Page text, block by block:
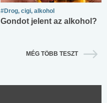
#Drog, cigi, alkohol
Gondot jelent az alkohol?
MÉG TÖBB TESZT